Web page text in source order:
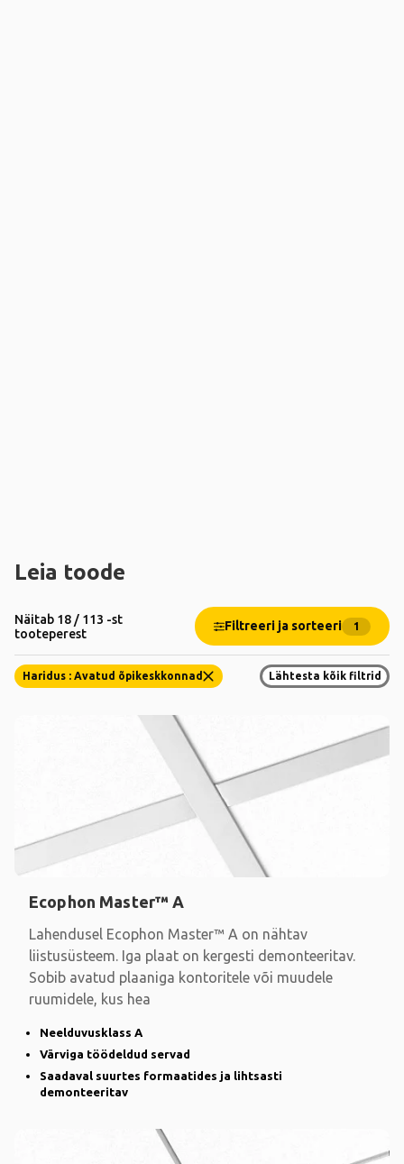
Leia toode
Näitab 18 / 113 -st
tooteperest
Filtreeri ja sorteeri 1
Haridus : Avatud õpikeskkonnad Lähtesta kõik filtrid
Ecophon Master™ A
Lahendusel Ecophon Master™ A on nähtav
liistusüsteem. Iga plaat on kergesti demonteeritav.
Sobib avatud plaaniga kontoritele või muudele
ruumidele, kus hea
Neelduvusklass A
Värviga töödeldud servad
Saadaval suurtes formaatides ja lihtsasti
demonteeritav